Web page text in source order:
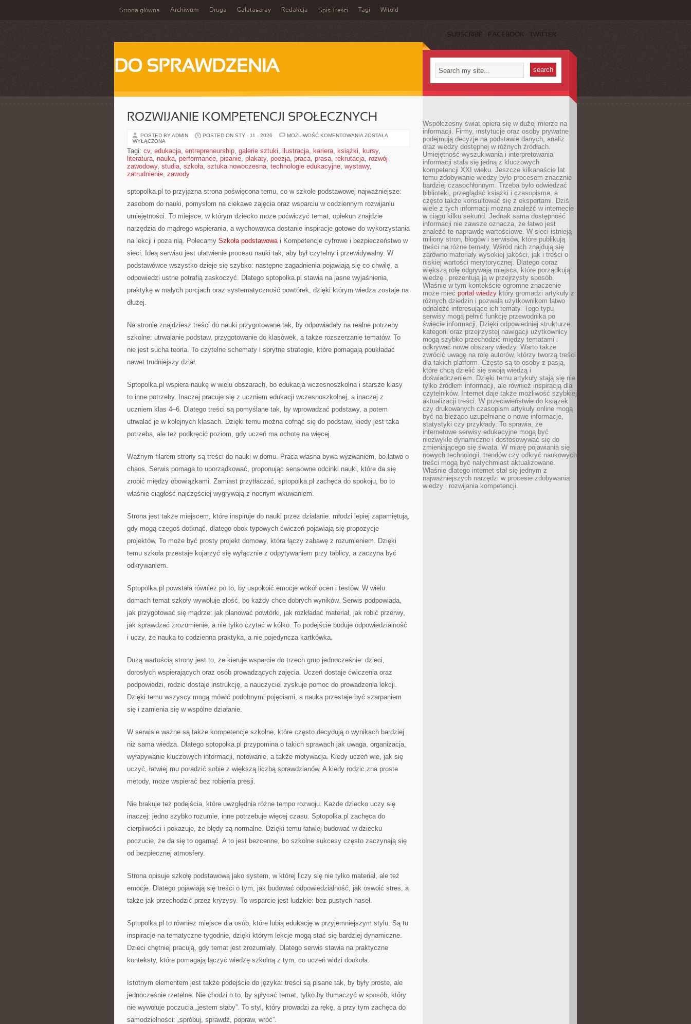
Strona główna Archiwum Druga Galatasaray Redakcja Spis Treści Tagi Witold
SUBSCRIBE FACEBOOK TWITTER
DO SPRAWDZENIA
ROZWIJANIE KOMPETENCJI SPOŁECZNYCH
POSTED BY ADMIN POSTED ON STY - 11 - 2026 MOŻLIWOŚĆ KOMENTOWANIA ROZWIJANIE
ZOSTAŁA
WYŁĄCZONA
Tagi: cv, edukacja, entrepreneurship, galerie sztuki, ilustracja, kariera, książki, kursy,
literatura, nauka, performance, pisanie, plakaty, poezja, praca, prasa, rekrutacja, rozwój
zawodowy, studia, szkoła, sztuka nowoczesna, technologie edukacyjne, wystawy,
zatrudnienie, zawody
sptopolka.pl to przyjazna strona poświęcona temu, co w szkole podstawowej najważniejsze:
zasobom do nauki, pomysłom na ciekawe zajęcia oraz wsparciu w codziennym rozwijaniu
umiejętności. To miejsce, w którym dziecko może poćwiczyć temat, opiekun znajdzie
narzędzia do mądrego wspierania, a wychowawca dostanie inspiracje gotowe do wykorzystania
na lekcji i poza nią. Polecamy Szkoła podstawowai Kompetencje cyfrowe i bezpieczeństwo w
sieci. Ideą serwisu jest ułatwienie procesu nauki tak, aby był czytelny i przewidywalny. W
podstawówce wszystko dzieje się szybko: następne zagadnienia pojawiają się co chwilę, a
odpowiedzi ustne potrafią zaskoczyć. Dlatego sptopolka.pl stawia na jasne wyjaśnienia,
praktykę w małych porcjach oraz systematyczność powtórek, dzięki którym wiedza zostaje na
dłużej.
Na stronie znajdziesz treści do nauki przygotowane tak, by odpowiadały na realne potrzeby
szkolne: utrwalanie podstaw, przygotowanie do klasówek, a także rozszerzanie tematów. To
nie jest sucha teoria. To czytelne schematy i sprytne strategie, które pomagają poukładać
nawet trudniejszy dział.
Sptopolka.pl wspiera naukę w wielu obszarach, bo edukacja wczesnoszkolna i starsze klasy
to inne potrzeby. Inaczej pracuje się z uczniem edukacji wczesnoszkolnej, a inaczej z
uczniem klas 4–6. Dlatego treści są pomyślane tak, by wprowadzać podstawy, a potem
utrwalać je w kolejnych klasach. Dzięki temu można cofnąć się do podstaw, kiedy jest taka
potrzeba, ale też podkręcić poziom, gdy uczeń ma ochotę na więcej.
Ważnym filarem strony są treści do nauki w domu. Praca własna bywa wyzwaniem, bo łatwo o
chaos. Serwis pomaga to uporządkować, proponując sensowne odcinki nauki, które da się
zrobić między obowiązkami. Zamiast przytłaczać, sptopolka.pl zachęca do spokoju, bo to
właśnie ciągłość najczęściej wygrywają z nocnym wkuwaniem.
Strona jest także miejscem, które inspiruje do nauki przez działanie. młodzi lepiej zapamiętują,
gdy mogą czegoś dotknąć, dlatego obok typowych ćwiczeń pojawiają się propozycje
projektów. To może być prosty projekt domowy, która łączy zabawę z rozumieniem. Dzięki
temu szkoła przestaje kojarzyć się wyłącznie z odpytywaniem przy tablicy, a zaczyna być
odkrywaniem.
Sptopolka.pl powstała również po to, by uspokoić emocje wokół ocen i testów. W wielu
domach temat szkoły wywołuje złość, bo każdy chce dobrych wyników. Serwis podpowiada,
jak przygotować się mądrze: jak planować powtórki, jak rozkładać materiał, jak robić przerwy,
jak sprawdzać zrozumienie, a nie tylko czytać w kółko. To podejście buduje odpowiedzialność
i uczy, że nauka to codzienna praktyka, a nie pojedyncza kartkówka.
Dużą wartością strony jest to, że kieruje wsparcie do trzech grup jednocześnie: dzieci,
dorosłych wspierających oraz osób prowadzących zajęcia. Uczeń dostaje ćwiczenia oraz
podpowiedzi, rodzic dostaje instrukcję, a nauczyciel zyskuje pomoc do prowadzenia lekcji.
Dzięki temu wszyscy mogą mówić podobnymi pojęciami, a nauka przestaje być szarpaniem
się i zamienia się w wspólne działanie.
W serwisie ważne są także kompetencje szkolne, które często decydują o wynikach bardziej
niż sama wiedza. Dlatego sptopolka.pl przypomina o takich sprawach jak uwaga, organizacja,
wyłapywanie kluczowych informacji, notowanie, a także motywacja. Kiedy uczeń wie, jak się
uczyć, łatwiej mu poradzić sobie z większą liczbą sprawdzianów. A kiedy rodzic zna proste
metody, może wspierać bez robienia presji.
Nie brakuje też podejścia, które uwzględnia różne tempo rozwoju. Każde dziecko uczy się
inaczej: jedno szybko rozumie, inne potrzebuje więcej czasu. Sptopolka.pl zachęca do
cierpliwości i pokazuje, że błędy są normalne. Dzięki temu łatwiej budować w dziecku
poczucie, że da się to ogarnąć. A to jest bezcenne, bo szkolne sukcesy często zaczynają się
od bezpiecznej atmosfery.
Strona opisuje szkołę podstawową jako system, w której liczy się nie tylko materiał, ale też
emocje. Dlatego pojawiają się treści o tym, jak budować odpowiedzialność, jak oswoić stres, a
także jak przechodzić przez kryzysy. To wsparcie jest ludzkie: bez pustych haseł.
Sptopolka.pl to również miejsce dla osób, które lubią edukację w przyjemniejszym stylu. Są tu
inspiracje na tematyczne tygodnie, dzięki którym lekcje mogą stać się bardziej dynamiczne.
Dzieci chętniej pracują, gdy temat jest zrozumiały. Dlatego serwis stawia na praktyczne
konteksty, które pomagają łączyć wiedzę szkolną z tym, co uczeń widzi dookoła.
Istotnym elementem jest także podejście do języka: treści są pisane tak, by były proste, ale
jednocześnie rzetelne. Nie chodzi o to, by spłycać temat, tylko by tłumaczyć w sposób, który
nie wywołuje poczucia „jestem słaby”. To styl, który prowadzi za rękę, a przy tym zachęca do
samodzielności: „spróbuj, sprawdź, popraw, wróć”.
Współczesny świat opiera się w dużej mierze na
informacji. Firmy, instytucje oraz osoby prywatne
podejmują decyzje na podstawie danych, analiz
oraz wiedzy dostępnej w różnych źródłach.
Umiejętność wyszukiwania i interpretowania
informacji stała się jedną z kluczowych
kompetencji XXI wieku. Jeszcze kilkanaście lat
temu zdobywanie wiedzy było procesem znacznie
bardziej czasochłonnym. Trzeba było odwiedzać
biblioteki, przeglądać książki i czasopisma, a
często także konsultować się z ekspertami. Dziś
wiele z tych informacji można znaleźć w internecie
w ciągu kilku sekund. Jednak sama dostępność
informacji nie zawsze oznacza, że łatwo jest
znaleźć te naprawdę wartościowe. W sieci istnieją
miliony stron, blogów i serwisów, które publikują
treści na różne tematy. Wśród nich znajdują się
zarówno materiały wysokiej jakości, jak i treści o
niskiej wartości merytorycznej. Dlatego coraz
większą rolę odgrywają miejsca, które porządkują
wiedzę i prezentują ją w przejrzysty sposób.
Właśnie w tym kontekście ogromne znaczenie
może mieć portal wiedzy który gromadzi artykuły z
różnych dziedzin i pozwala użytkownikom łatwo
odnaleźć interesujące ich tematy. Tego typu
serwisy mogą pełnić funkcję przewodnika po
świecie informacji. Dzięki odpowiedniej strukturze
kategorii oraz przejrzystej nawigacji użytkownicy
mogą szybko przechodzić między tematami i
odkrywać nowe obszary wiedzy. Warto także
zwrócić uwagę na rolę autorów, którzy tworzą treści
dla takich platform. Często są to osoby z pasją,
które chcą dzielić się swoją wiedzą i
doświadczeniem. Dzięki temu artykuły stają się nie
tylko źródłem informacji, ale również inspiracją dla
czytelników. Internet daje także możliwość szybkiej
aktualizacji treści. W przeciwieństwie do książek
czy drukowanych czasopism artykuły online mogą
być na bieżąco uzupełniane o nowe informacje,
statystyki czy przykłady. To sprawia, że
internetowe serwisy edukacyjne mogą być
niezwykle dynamiczne i dostosowywać się do
zmieniającego się świata. W miarę pojawiania się
nowych technologii, trendów czy odkryć naukowych
treści mogą być natychmiast aktualizowane.
Właśnie dlatego internet stał się jednym z
najważniejszych narzędzi w procesie zdobywania
wiedzy i rozwijania kompetencji.